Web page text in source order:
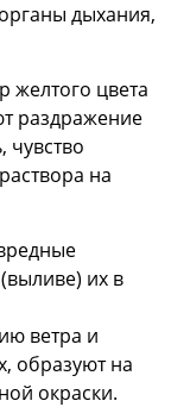
дыхания,
желтого цвета
раздражение
чувство
на
их в
ветра и
образуют на
окраски.